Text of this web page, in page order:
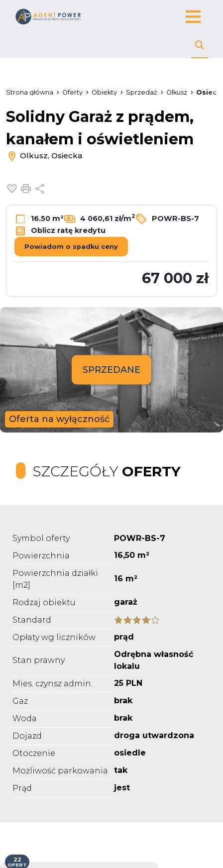
Strona główna Oferty Obiekty Sprzedaż Olkusz
Solidny Garaż z prądem,
kanałem i oświetleniem
Olkusz, Osiecka
Dodaj do ulubionych
Drukuj
16.50 m² 4 060,61 zł/m2
POWR-BS-7
Oblicz ratę kredytu
Powiadom o spadku ceny
67 000 zł
Oferta na wyłączność
SPRZEDANE
SZCZEGÓŁY OFERTY
Symbol oferty
POWR-BS-7
Powierzchnia
16,50 m²
Powierzchnia działki
[m2]
16 m²
Rodzaj obiektu
garaż
Standard
Opłaty wg liczników
prąd
Stan prawny
Odrębna własność
lokalu
Mies. czynsz admin.
25 PLN
Gaz
brak
Woda
brak
Dojazd
droga utwardzona
Otoczenie
osiedle
Możliwość parkowania
tak
Prąd
jest
22
OFERT